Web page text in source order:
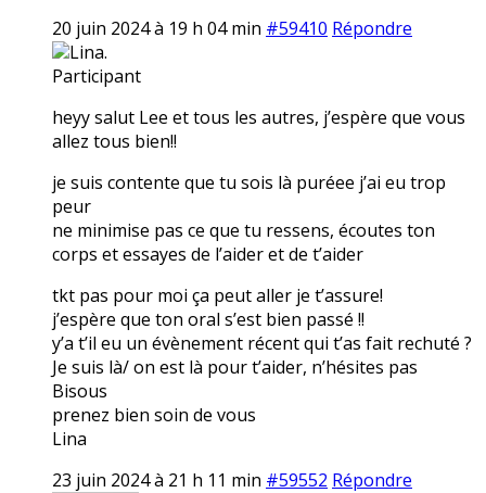
20 juin 2024 à 19 h 04 min #59410 Répondre
Lina.
Participant
heyy salut Lee et tous les autres, j’espère que vous
allez tous bien!!
je suis contente que tu sois là puréee j’ai eu trop
peur
ne minimise pas ce que tu ressens, écoutes ton
corps et essayes de l’aider et de t’aider
tkt pas pour moi ça peut aller je t’assure!
j’espère que ton oral s’est bien passé !!
y’a t’il eu un évènement récent qui t’as fait rechuté ?
Je suis là/ on est là pour t’aider, n’hésites pas
Bisous
prenez bien soin de vous
Lina
23 juin 2024 à 21 h 11 min #59552 Répondre